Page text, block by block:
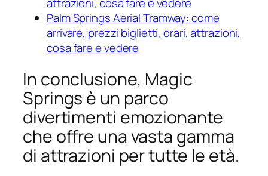
Palm Springs Aerial Tramway: come
arrivare, prezzi biglietti, orari, attrazioni,
cosa fare e vedere
In conclusione, Magic
Springs è un parco
divertimenti emozionante
che offre una vasta gamma
di attrazioni per tutte le età.